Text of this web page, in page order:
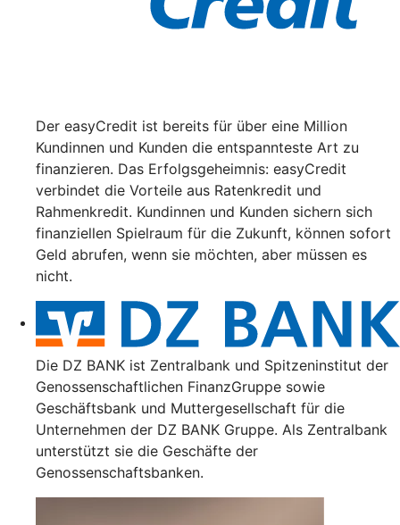
Der easyCredit ist bereits für über eine Million
Kundinnen und Kunden die entspannteste Art zu
finanzieren. Das Erfolgsgeheimnis: easyCredit
verbindet die Vorteile aus Ratenkredit und
Rahmenkredit. Kundinnen und Kunden sichern sich
finanziellen Spielraum für die Zukunft, können sofort
Geld abrufen, wenn sie möchten, aber müssen es
nicht.
Die DZ BANK ist Zentralbank und Spitzeninstitut der
Genossenschaftlichen FinanzGruppe sowie
Geschäftsbank und Muttergesellschaft für die
Unternehmen der DZ BANK Gruppe. Als Zentralbank
unterstützt sie die Geschäfte der
Genossenschaftsbanken.